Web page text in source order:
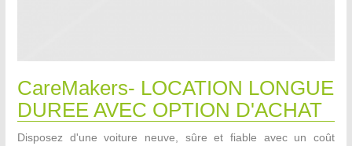
CareMakers- LOCATION LONGUE
DUREE AVEC OPTION D'ACHAT
Disposez d'une voiture neuve, sûre et fiable avec un coût